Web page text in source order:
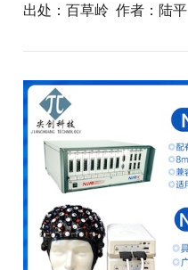
出处：百草岭 作者：陆平